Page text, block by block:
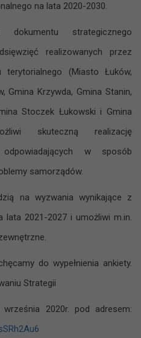
na lata 2020-2030.
dokumentu strategicznego
realizowanych przez
(Miasto Łuków,
Gmina Krzywda, Gmina Stanin,
Stoczek Łukowski i Gmina
skuteczną realizację
w sposób
samorządów.
na wyzwania wynikające z
lata 2021-2027 i umożliwi m.in.
do wypełnienia ankiety.
Strategii
2020r. pod adresem: